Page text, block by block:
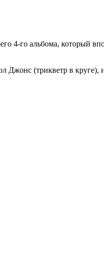
4-го альбома, который
(трикветр в круге),